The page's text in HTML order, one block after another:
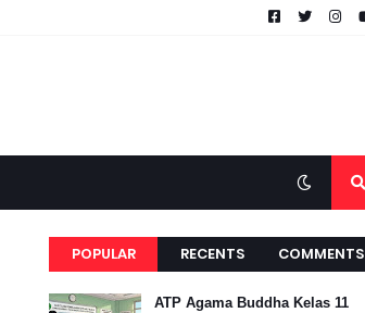
POPULAR RECENTS COMMENTS
ATP Agama Buddha Kelas 11